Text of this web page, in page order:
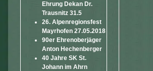
Ehrung Dekan Dr.
Trausnitz 31.5
26. Alpenregionsfest
Mayrhofen 27.05.2018
90er Ehrenoberjäger
Anton Hechenberger
40 Jahre SK St.
Johann im Ahrn